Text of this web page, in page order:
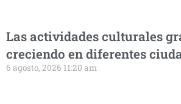
Las actividades culturales
creciendo en diferentes
6 agosto, 2026 11:20 am